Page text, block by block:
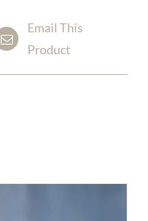
Email This
Product